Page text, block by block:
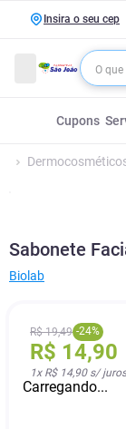
Insira o seu cep
Cupons
Sabonete
Biolab
R$ 19,49 -24%
R$ 14,90
1x R$ 14,90s/ juros
Carregando...